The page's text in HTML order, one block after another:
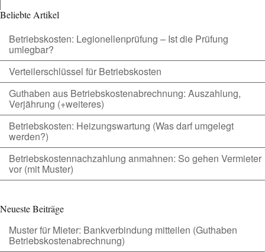
Beliebte Artikel
Betriebskosten: Legionellenprüfung – Ist die Prüfung
umlegbar?
Verteilerschlüssel für Betriebskosten
Guthaben aus Betriebskostenabrechnung: Auszahlung,
Verjährung (+weiteres)
Betriebskosten: Heizungswartung (Was darf umgelegt
werden?)
Betriebskostennachzahlung anmahnen: So gehen Vermieter
vor (mit Muster)
Neueste Beiträge
Muster für Mieter: Bankverbindung mitteilen (Guthaben
Betriebskostenabrechnung)